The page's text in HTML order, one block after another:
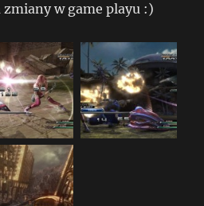
zmiany w game playu :)